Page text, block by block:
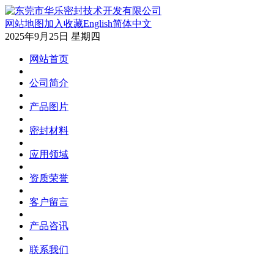
网站地图加入收藏English简体中文
2025年9月25日 星期四
网站首页
公司简介
产品图片
密封材料
应用领域
资质荣誉
客户留言
产品咨讯
联系我们